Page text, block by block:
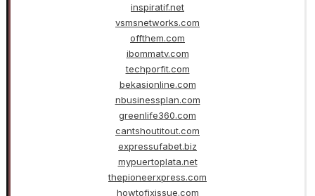
inspiratif.net
vsmsnetworks.com
offthem.com
ibommatv.com
techporfit.com
bekasionline.com
nbusinessplan.com
greenlife360.com
cantshoutitout.com
expressufabet.biz
mypuertoplata.net
thepioneerxpress.com
howtofixissue.com